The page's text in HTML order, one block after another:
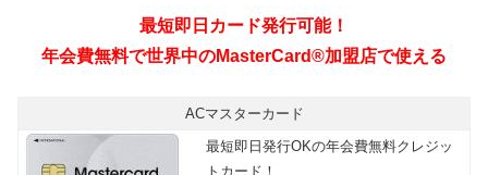
ACマスターカード
最短即日発行OKの年会費無料クレジッ
トカード！